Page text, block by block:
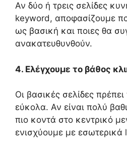
Αν δύο ή τρεις σελίδες
keyword, αποφασίζουμε
ως βασική και ποιες θα
ανακατευθυνθούν.
4. Ελέγχουμε το βάθος
Οι βασικές σελίδες
εύκολα. Αν είναι πολύ
πιο κοντά στο κεντρικό
ενισχύουμε με εσωτερικά